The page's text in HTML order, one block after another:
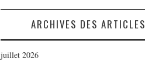
ARCHIVES DES ARTICLES
juillet 2026